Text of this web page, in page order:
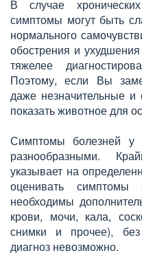
В случае
симптомы могут быть
нормального
обострения и
тяжелее
Поэтому, если Вы
даже незначительные и
показать животное для
Симптомы болезней у
разнообразными.
указывает на
оценивать
необходимы
крови, мочи, кала,
снимки и прочее),
диагноз невозможно.